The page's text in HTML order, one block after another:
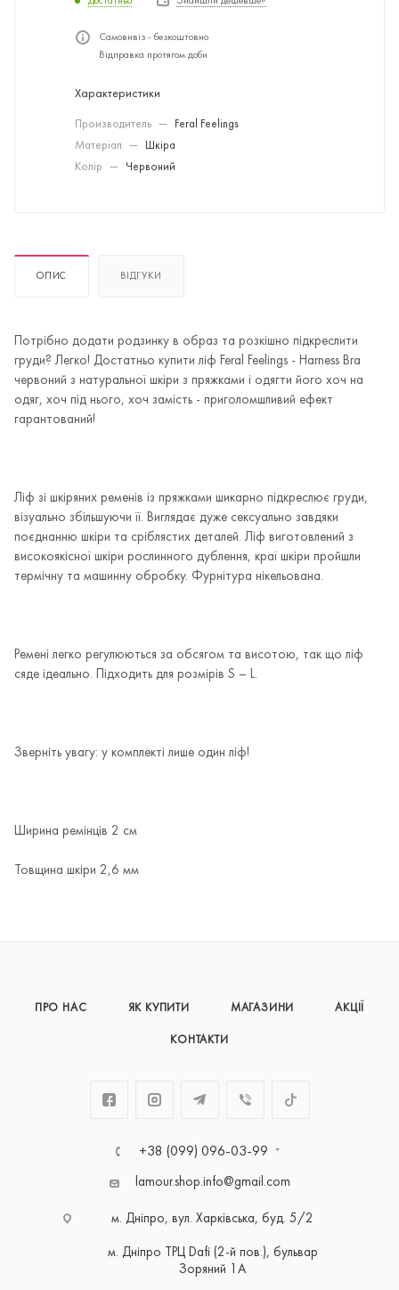
Самовивіз - безкоштовно
Відправка протягом доби
Характеристики
Производитель —
Feral Feelings
Матеріал
—
Шкіра
Колір
— Червоний
ОПИС ВІДГУКИ
Потрібно додати родзинку в образ та розкішно підкреслити
груди? Легко! Достатньо купити ліф Feral Feelings - Harness Bra
червоний з натуральної шкіри з пряжками і одягти його хоч на
одяг, хоч під нього, хоч замість - приголомшливий ефект
гарантований!
Ліф зі шкіряних ременів із пряжками шикарно підкреслює груди,
візуально збільшуючи її. Виглядає дуже сексуально завдяки
поєднанню шкіри та сріблястих деталей. Ліф виготовлений з
високоякісної шкіри рослинного дублення, краї шкіри пройшли
термічну та машинну обробку. Фурнітура нікельована.
Ремені легко регулюються за обсягом та висотою, так що ліф
сяде ідеально. Підходить для розмірів S – L.
Зверніть увагу: у комплекті лише один ліф!
Ширина ремінців 2 см
Товщина шкіри 2,6 мм
ПРО НАС ЯК КУПИТИ МАГАЗИНИ АКЦІЇ
КОНТАКТИ
+38 (099) 096-03-99
lamour.shop.info@gmail.com
м. Дніпро, вул. Харківська, буд. 5/2
м. Дніпро ТРЦ Dafi (2-й пов.), бульвар
Зоряний 1А